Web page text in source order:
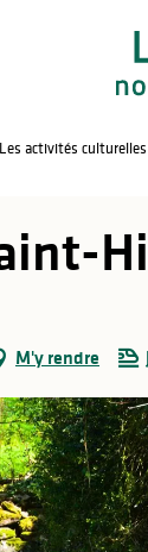
Les activités
M'y rendre